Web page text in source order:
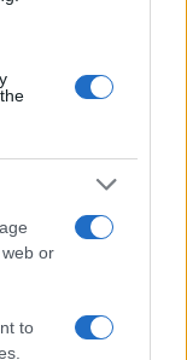
or
to
suite: furto da
tornano